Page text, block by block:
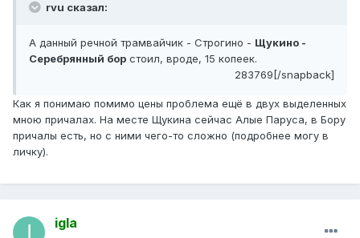
rvu сказал:
А данный речной трамвайчик - Строгино - Щукино -
Серебрянный бор стоил, вроде, 15 копеек.
283769[/snapback]
Как я понимаю помимо цены проблема ещё в двух выделенных
мною причалах. На месте Щукина сейчас Алые Паруса, в Бору
причалы есть, но с ними чего-то сложно (подробнее могу в
личку).
igla